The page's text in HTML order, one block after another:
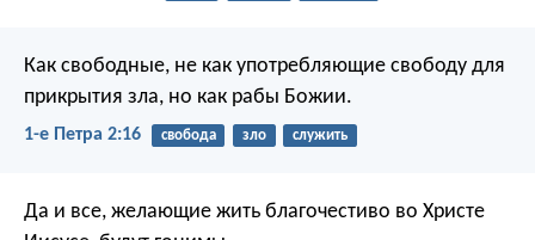
Как свободные, не как употребляющие свободу для
прикрытия зла, но как рабы Божии.
1-е Петра 2:16 свобода зло служить
Да и все, желающие жить благочестиво во Христе